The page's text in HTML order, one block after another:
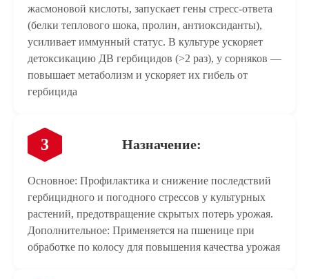
жасмоновой кислоты, запускает гены стресс-ответа
(белки теплового шока, пролин, антиоксиданты),
усиливает иммунный статус. В культуре ускоряет
детоксикацию ДВ гербицидов (>2 раз), у сорняков —
повышает метаболизм и ускоряет их гибель от
гербицида
3 Назначение:
Основное: Профилактика и снижение последствий
гербицидного и погодного стрессов у культурных
растений, предотвращение скрытых потерь урожая.
Дополнительное: Применяется на пшенице при
обработке по колосу для повышения качества урожая
Отправить
Отправить
Отправить
Позвоните на номер 8 800 550 77 00 или оставьте свой номер телефона
и мы перезвоним вам в ближайшее время
Отправить
Отправить
Отправить
Отправить
Получить технологию защиты семян 2026
ФИО *
Телефон
Отправить